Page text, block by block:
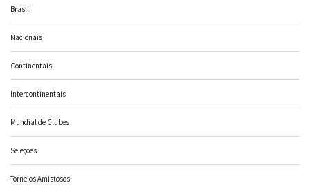
Brasil
Nacionais
Continentais
Intercontinentais
Mundial de Clubes
Seleções
Torneios Amistosos